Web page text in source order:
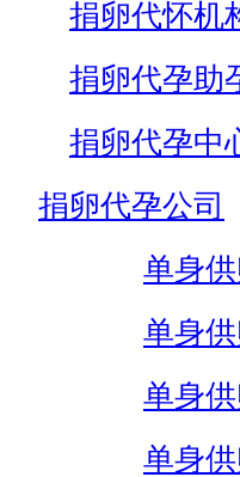
捐卵代怀机
捐卵代孕助
捐卵代孕中
捐卵代孕公司
单身
单身
单身
单身